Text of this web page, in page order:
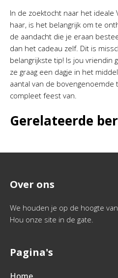
In de zoektocht naar het ideale
haar, is het belangrijk om te
de aandacht die je eraan
dan het cadeau zelf. Dit is
belangrijkste tip! Is jou vriendin
ze graag een dagje in het
aantal van de bovengenoemde
compleet feest van.
Gerelateerde
Over ons
We houden je op de hoogte
Hou onze site in de gate.
Pagina's